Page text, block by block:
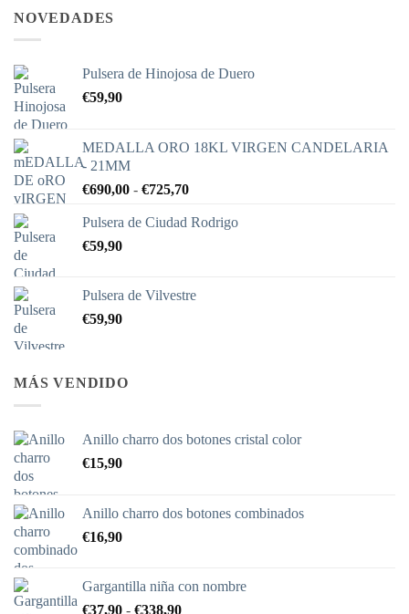
NOVEDADES
Pulsera de Hinojosa de Duero
€59,90
MEDALLA ORO 18KL VIRGEN CANDELARIA
- 21MM
€690,00 - €725,70Rango
precios:
€725,70
Pulsera de Ciudad Rodrigo
€59,90
Pulsera de Vilvestre
€59,90
MÁS VENDIDO
Anillo charro dos botones cristal color
€15,90
Anillo charro dos botones combinados
€16,90
Gargantilla niña con nombre
€37,90 - €338,90Rango